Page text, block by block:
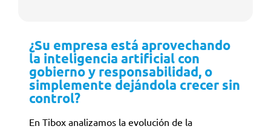
¿Su empresa está aprovechando
la inteligencia artificial con
gobierno y responsabilidad, o
simplemente dejándola crecer sin
control?
En Tibox analizamos la evolución de la